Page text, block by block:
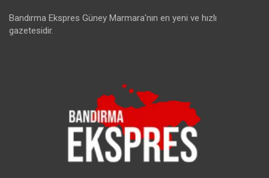
Bandırma Ekspres Güney Marmara'nın en yeni ve hızlı
gazetesidir.